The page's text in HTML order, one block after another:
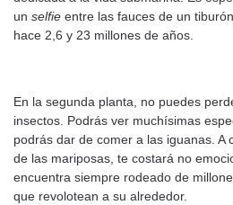
un selfie entre las fauces de un
hace 2,6 y 23 millones de años.
En la segunda planta, no puedes
insectos. Podrás ver muchísimas
podrás dar de comer a las iguanas. A
de las mariposas, te costará no
encuentra siempre rodeado de
que revolotean a su alrededor.